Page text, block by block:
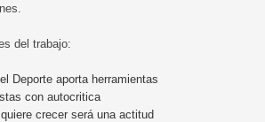
del trabajo:
Deporte aporta herramientas
con autocritica
crecer será una actitud